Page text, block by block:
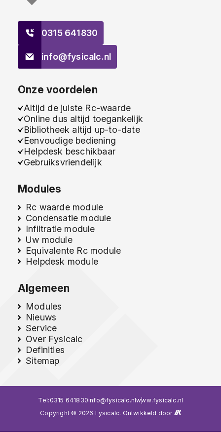
0315 641830
info@fysicalc.nl
Onze voordelen
Altijd de juiste Rc-waarde
Online dus altijd toegankelijk
Bibliotheek altijd up-to-date
Eenvoudige bediening
Helpdesk beschikbaar
Gebruiksvriendelijk
Modules
Rc waarde module
Condensatie module
Infiltratie module
Uw module
Equivalente Rc module
Helpdesk module
Algemeen
Modules
Nieuws
Service
Over Fysicalc
Definities
Sitemap
Tel: 0315 641830info@fysicalc.nlwww.fysicalc.nl
Copyright © 2026 Fysicalc. Ontwikkeld door